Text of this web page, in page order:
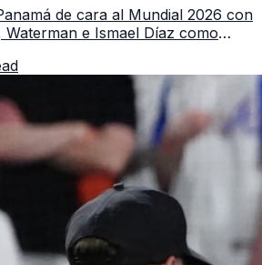
de cara al Mundial 2026 con
Waterman e Ismael Díaz como